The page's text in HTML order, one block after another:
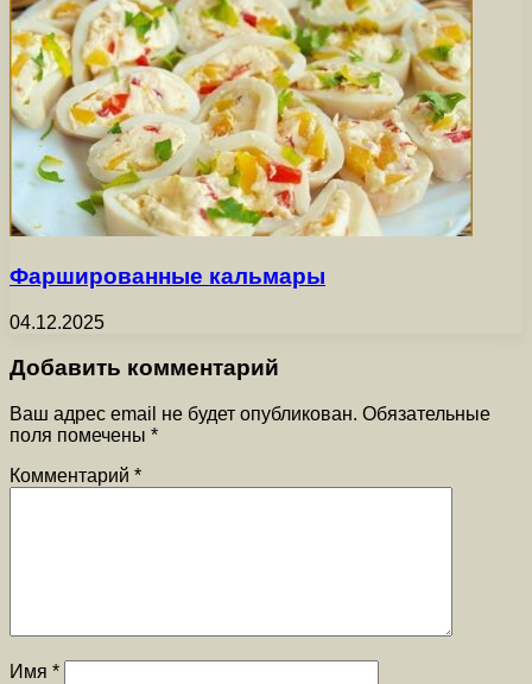
Фаршированные кальмары
04.12.2025
Добавить комментарий
Ваш адрес email не будет опубликован. Обязательные
поля помечены *
Комментарий *
Имя *